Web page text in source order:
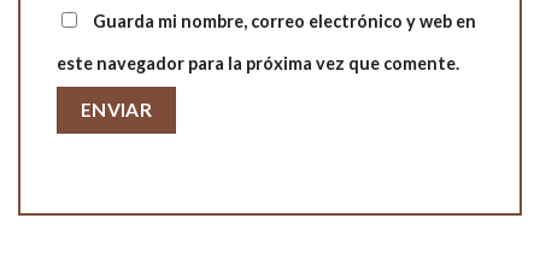
Guarda mi nombre, correo electrónico y web en
este navegador para la próxima vez que comente.